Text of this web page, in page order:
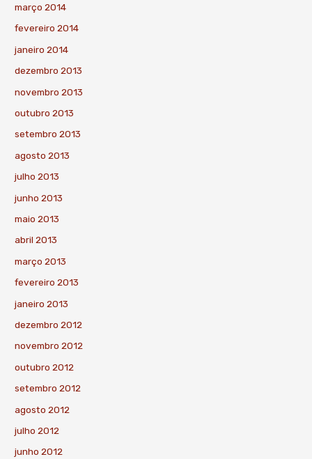
março 2014
fevereiro 2014
janeiro 2014
dezembro 2013
novembro 2013
outubro 2013
setembro 2013
agosto 2013
julho 2013
junho 2013
maio 2013
abril 2013
março 2013
fevereiro 2013
janeiro 2013
dezembro 2012
novembro 2012
outubro 2012
setembro 2012
agosto 2012
julho 2012
junho 2012